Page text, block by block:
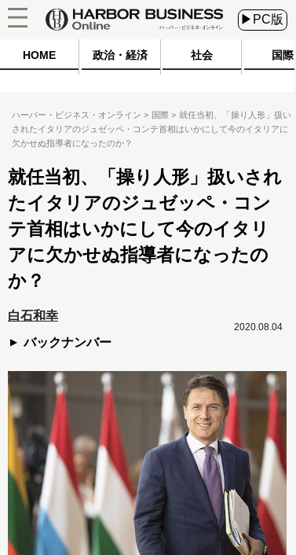
▶PC版
HOME 政治・経済 社会 国際
ハーバー・ビジネス・オンライン 国際
就任当初、「操り人形」扱い
されたイタリアのジュゼッペ・コンテ首相はいかにして今のイタリアに
欠かせぬ指導者になったのか？
就任当初、「操り人形」扱いされ
たイタリアのジュゼッペ・コン
テ首相はいかにして今のイタリ
アに欠かせぬ指導者になったの
か？
白石和幸
バックナンバー
2020.08.04